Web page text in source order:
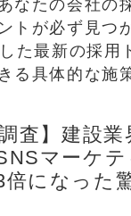
なたの会社の
トが必ず見つ
た最新の採用
る具体的な施
査】建設業
マーケ
倍になった